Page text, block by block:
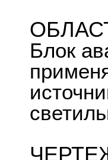
Блок